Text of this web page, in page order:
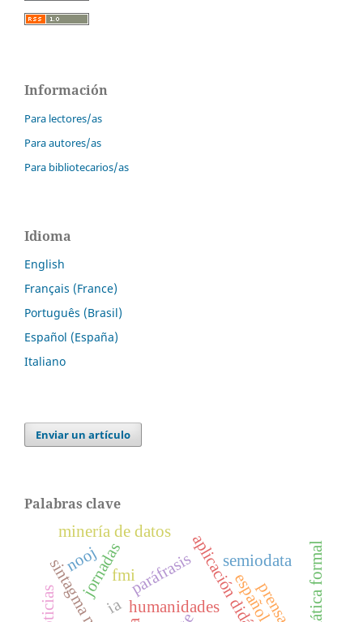
Información
Para lectores/as
Para autores/as
Para bibliotecarios/as
Idioma
English
Français (France)
Português (Brasil)
Español (España)
Italiano
Enviar un artículo
Palabras clave
ia
jornadas
humanidades
fmi
nooj paráfrasis gramática formal
semiodata
minería de datos